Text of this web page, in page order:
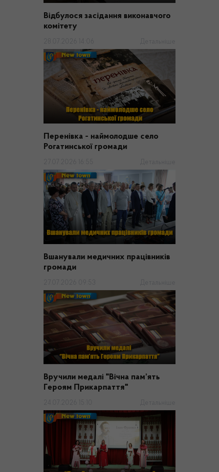
Відбулося засідання виконавчого
комітету
Перенівка - наймолодше село
Рогатинської громади
Вшанували медичних працівників
громади
Вручили медалі "Вічна пам’ять
Героям Прикарпаття"